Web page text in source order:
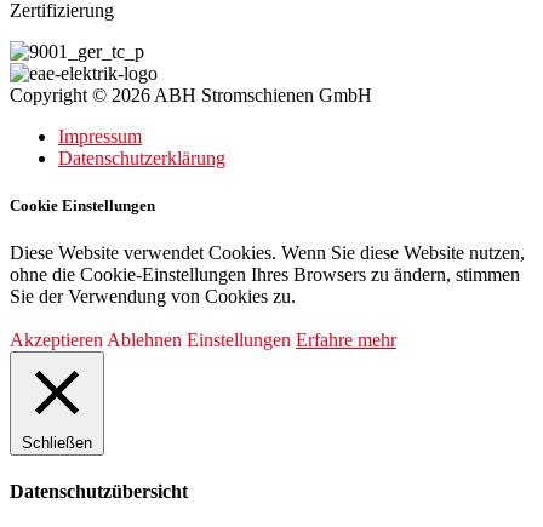
Zertifizierung
Copyright © 2026 ABH Stromschienen GmbH
Impressum
Datenschutzerklärung
Cookie Einstellungen
Diese Website verwendet Cookies. Wenn Sie diese Website nutzen,
ohne die Cookie-Einstellungen Ihres Browsers zu ändern, stimmen
Sie der Verwendung von Cookies zu.
Akzeptieren Ablehnen Einstellungen Erfahre mehr
Schließen
Datenschutzübersicht